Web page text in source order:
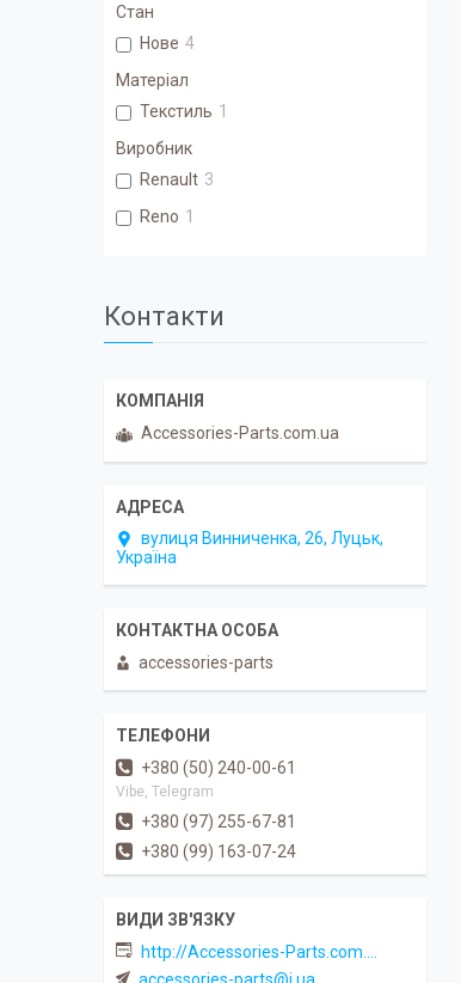
Стан
Нове 4
Матеріал
Текстиль 1
Виробник
Renault 3
Reno 1
Контакти
Accessories-Parts.com.ua
вулиця Винниченка, 26, Луцьк,
Україна
accessories-parts
+380 (50) 240-00-61
Vibe, Telegram
+380 (97) 255-67-81
+380 (99) 163-07-24
http://Accessories-Parts.com.ua
accessories-parts@i.ua